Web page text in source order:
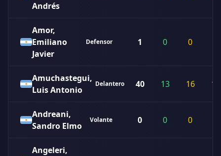
Andrés
Amor,
Emiliano
Javier
Defensor 1 0 0
Amuchastegui,
Luis Antonio
Delantero 40 13 16 11
Andreani,
Sandro Elmo
Volante 0 0 0
Angeleri,